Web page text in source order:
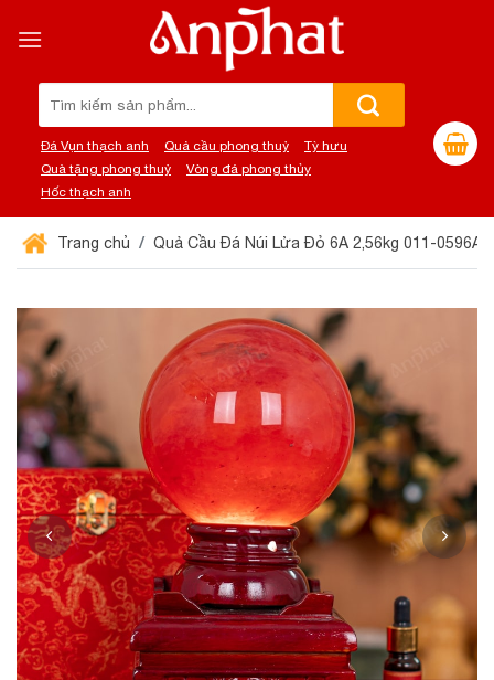
đến
Đá Vụn thạch anh Quả cầu phong thuỷ
Tỳ hưu
Quà tặng phong thuỷ
Vòng đá phong thủy
Hốc thạch anh
Trang chủ Quả Cầu Đá Núi Lửa Đỏ 6A 2,56kg 011-0596A-